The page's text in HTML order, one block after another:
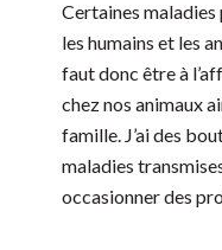
Certaines
les humains et les
faut donc être à
chez nos animaux
famille. J’ai des
maladies
occasionner des